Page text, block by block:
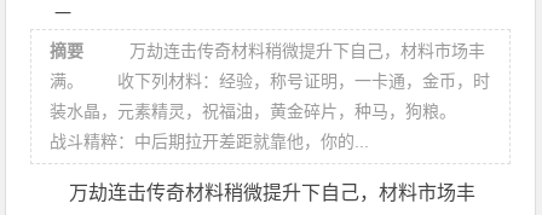
一
摘要
万劫连击传奇材料稍微提升下自己，材料市场丰
满。 收下列材料：经验，称号证明，一卡通，金币，时
装水晶，元素精灵，祝福油，黄金碎片，种马，狗粮。
战斗精粹：中后期拉开差距就靠他，你的...
万劫连击传奇材料稍微提升下自己，材料市场丰